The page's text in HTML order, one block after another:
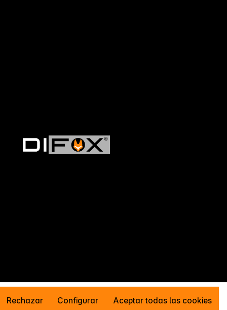
Rechazar Configurar Aceptar todas las cookies